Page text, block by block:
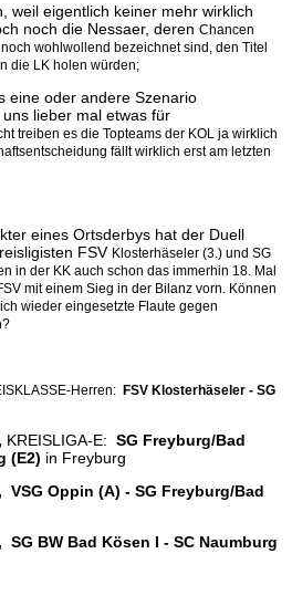
weil eigentlich keiner mehr wirklich
noch die Nessaer, deren Chancen
wohlwollend bezeichnet sind, den Titel
die LK holen würden;
eine oder andere Szenario
lieber mal etwas für
treiben es die Topteams der KOL ja wirklich
fälltwirklich erst am letzten
eines Ortsderbys hat der Duell
FSV Klosterhäseler (3.) und SG
in der KK auch schon das immerhin 18. Mal
mit einem Sieg in der Bilanz vorn. Können
wieder eingesetzte Flaute gegen
Herren: FSV Klosterhäseler - SG
KREISLIGA-E: SG Freyburg/Bad
(E2) in Freyburg
VSG Oppin (A) - SG Freyburg/Bad
SG BW Bad Kösen I - SC Naumburg